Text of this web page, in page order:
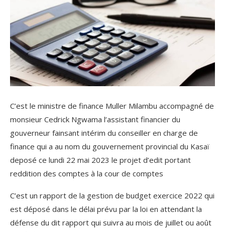
C’est le ministre de finance Muller Milambu accompagné de
monsieur Cedrick Ngwama l’assistant financier du
gouverneur fainsant intérim du conseiller en charge de
finance qui a au nom du gouvernement provincial du Kasaï
deposé ce lundi 22 mai 2023 le projet d’edit portant
reddition des comptes à la cour de comptes
C’est un rapport de la gestion de budget exercice 2022 qui
est déposé dans le délai prévu par la loi en attendant la
défense du dit rapport qui suivra au mois de juillet ou août